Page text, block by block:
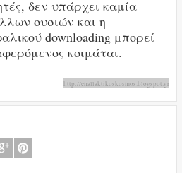
δεν υπάρχει καμία
ουσιών και η
downloading μπορεί
κοιμάται.
http://enallaktikoskosmos.blogspot.gr